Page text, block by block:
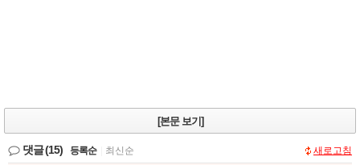
[본문 보기]
댓글(15) 등록순 최신순 새로고침